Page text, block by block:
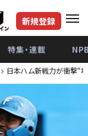
新規登録
特集・連載
日本ハム新戦力が衝撃“